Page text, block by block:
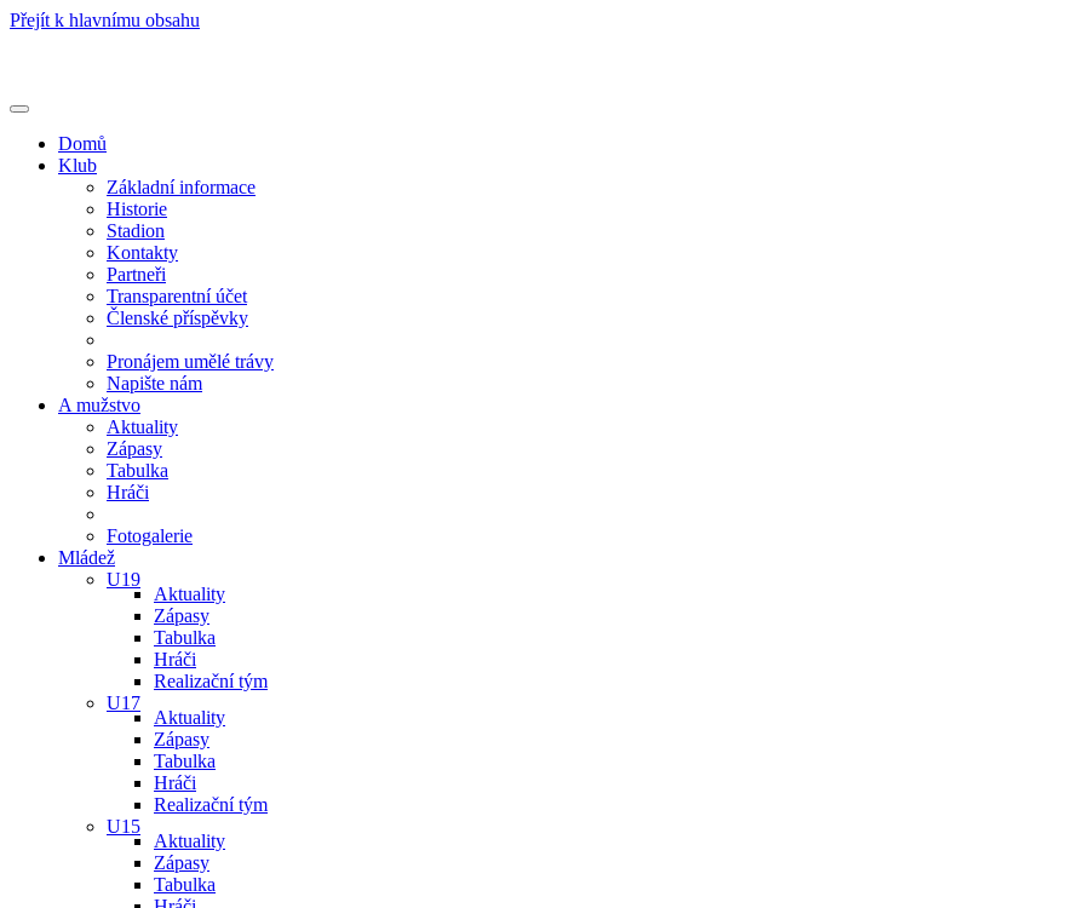
Přejít k hlavnímu obsahu
Toggle
navigationDomů
Klub
Základní informace
Historie
Stadion
Kontakty
Partneři
Transparentní účet
Členské příspěvky
Pronájem umělé trávy
Napište nám
A mužstvo
Aktuality
Zápasy
Tabulka
Hráči
Fotogalerie
Mládež
U19
Aktuality
Zápasy
Tabulka
Hráči
Realizační tým
U17
Aktuality
Zápasy
Tabulka
Hráči
Realizační tým
U15
Aktuality
Zápasy
Tabulka